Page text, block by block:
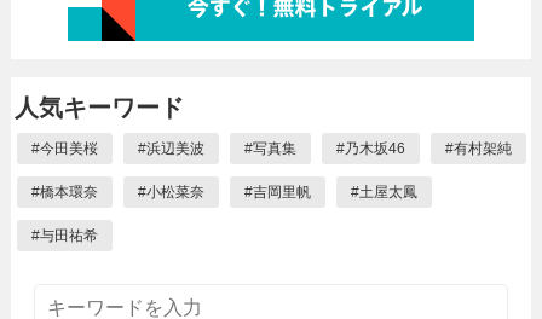
人気キーワード
#今田美桜 #浜辺美波 #写真集 #乃木坂46 #有村架純
#橋本環奈 #小松菜奈 #吉岡里帆 #土屋太鳳
#与田祐希